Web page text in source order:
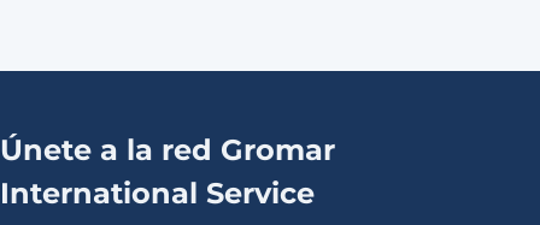
Únete a la red Gromar
International Service